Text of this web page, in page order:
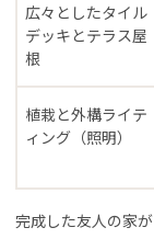
広々としたタイル
デッキとテラス屋
根
植栽と外構ライテ
ィング（照明）
完成した友人の家